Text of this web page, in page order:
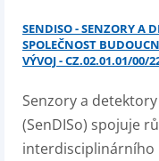
SENDISO - SENZORY A
SPOLEČNOST
VÝVOJ - CZ.02.01.01/00/
Senzory a
(SenDISo) spojuje
interdisciplinárního